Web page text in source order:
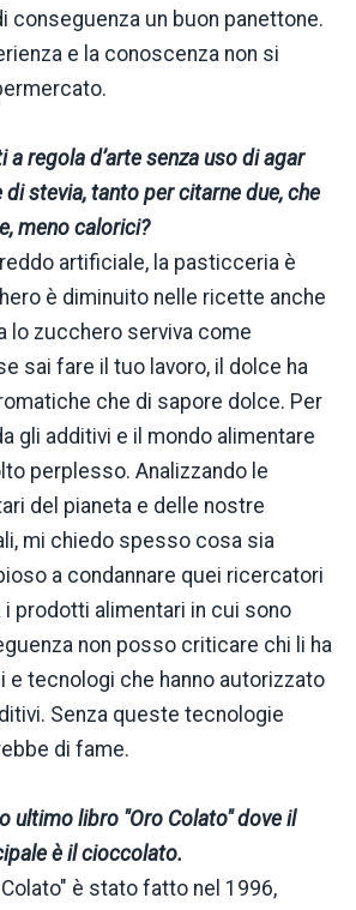
conseguenza un buon panettone.
e la conoscenza non si
regola d’arte senza uso di agar
stevia, tanto per citarne due, che
meno calorici?
artificiale, la pasticceria è
è diminuito nelle ricette anche
lo zucchero serviva come
sai fare il tuo lavoro, il dolce ha
che di sapore dolce. Per
gli additivi e il mondo alimentare
perplesso. Analizzando le
del pianeta e delle nostre
mi chiedo spesso cosa sia
a condannare quei ricercatori
prodotti alimentari in cui sono
non posso criticare chi li ha
e tecnologi che hanno autorizzato
Senza queste tecnologie
di fame.
ultimo libro "Oro Colato" dove il
è il cioccolato.
Colato" è stato fatto nel 1996,